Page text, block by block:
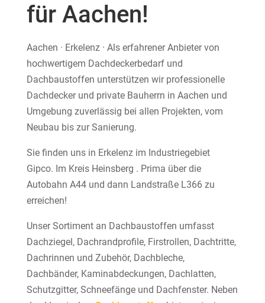
für Aachen!
Aachen ·​ Erkelenz · Als erfahrener Anbieter von
hochwertigem Dachdeckerbedarf und
Dachbaustoffen unterstützen wir professionelle
Dachdecker und private Bauherrn in Aachen und
Umgebung zuverlässig bei allen Projekten, vom
Neubau bis zur Sanierung.
Sie finden uns in Erkelenz im Industriegebiet
Gipco. Im Kreis Heinsberg . Prima über die
Autobahn A44 und dann Landstraße L366 zu
erreichen!
Unser Sortiment an Dachbaustoffen umfasst
Dachziegel, Dachrandprofile, Firstrollen, Dachtritte,
Dachrinnen und Zubehör, Dachbleche,
Dachbänder, Kaminabdeckungen, Dachlatten,
Schutzgitter, Schneefänge und Dachfenster. Neben